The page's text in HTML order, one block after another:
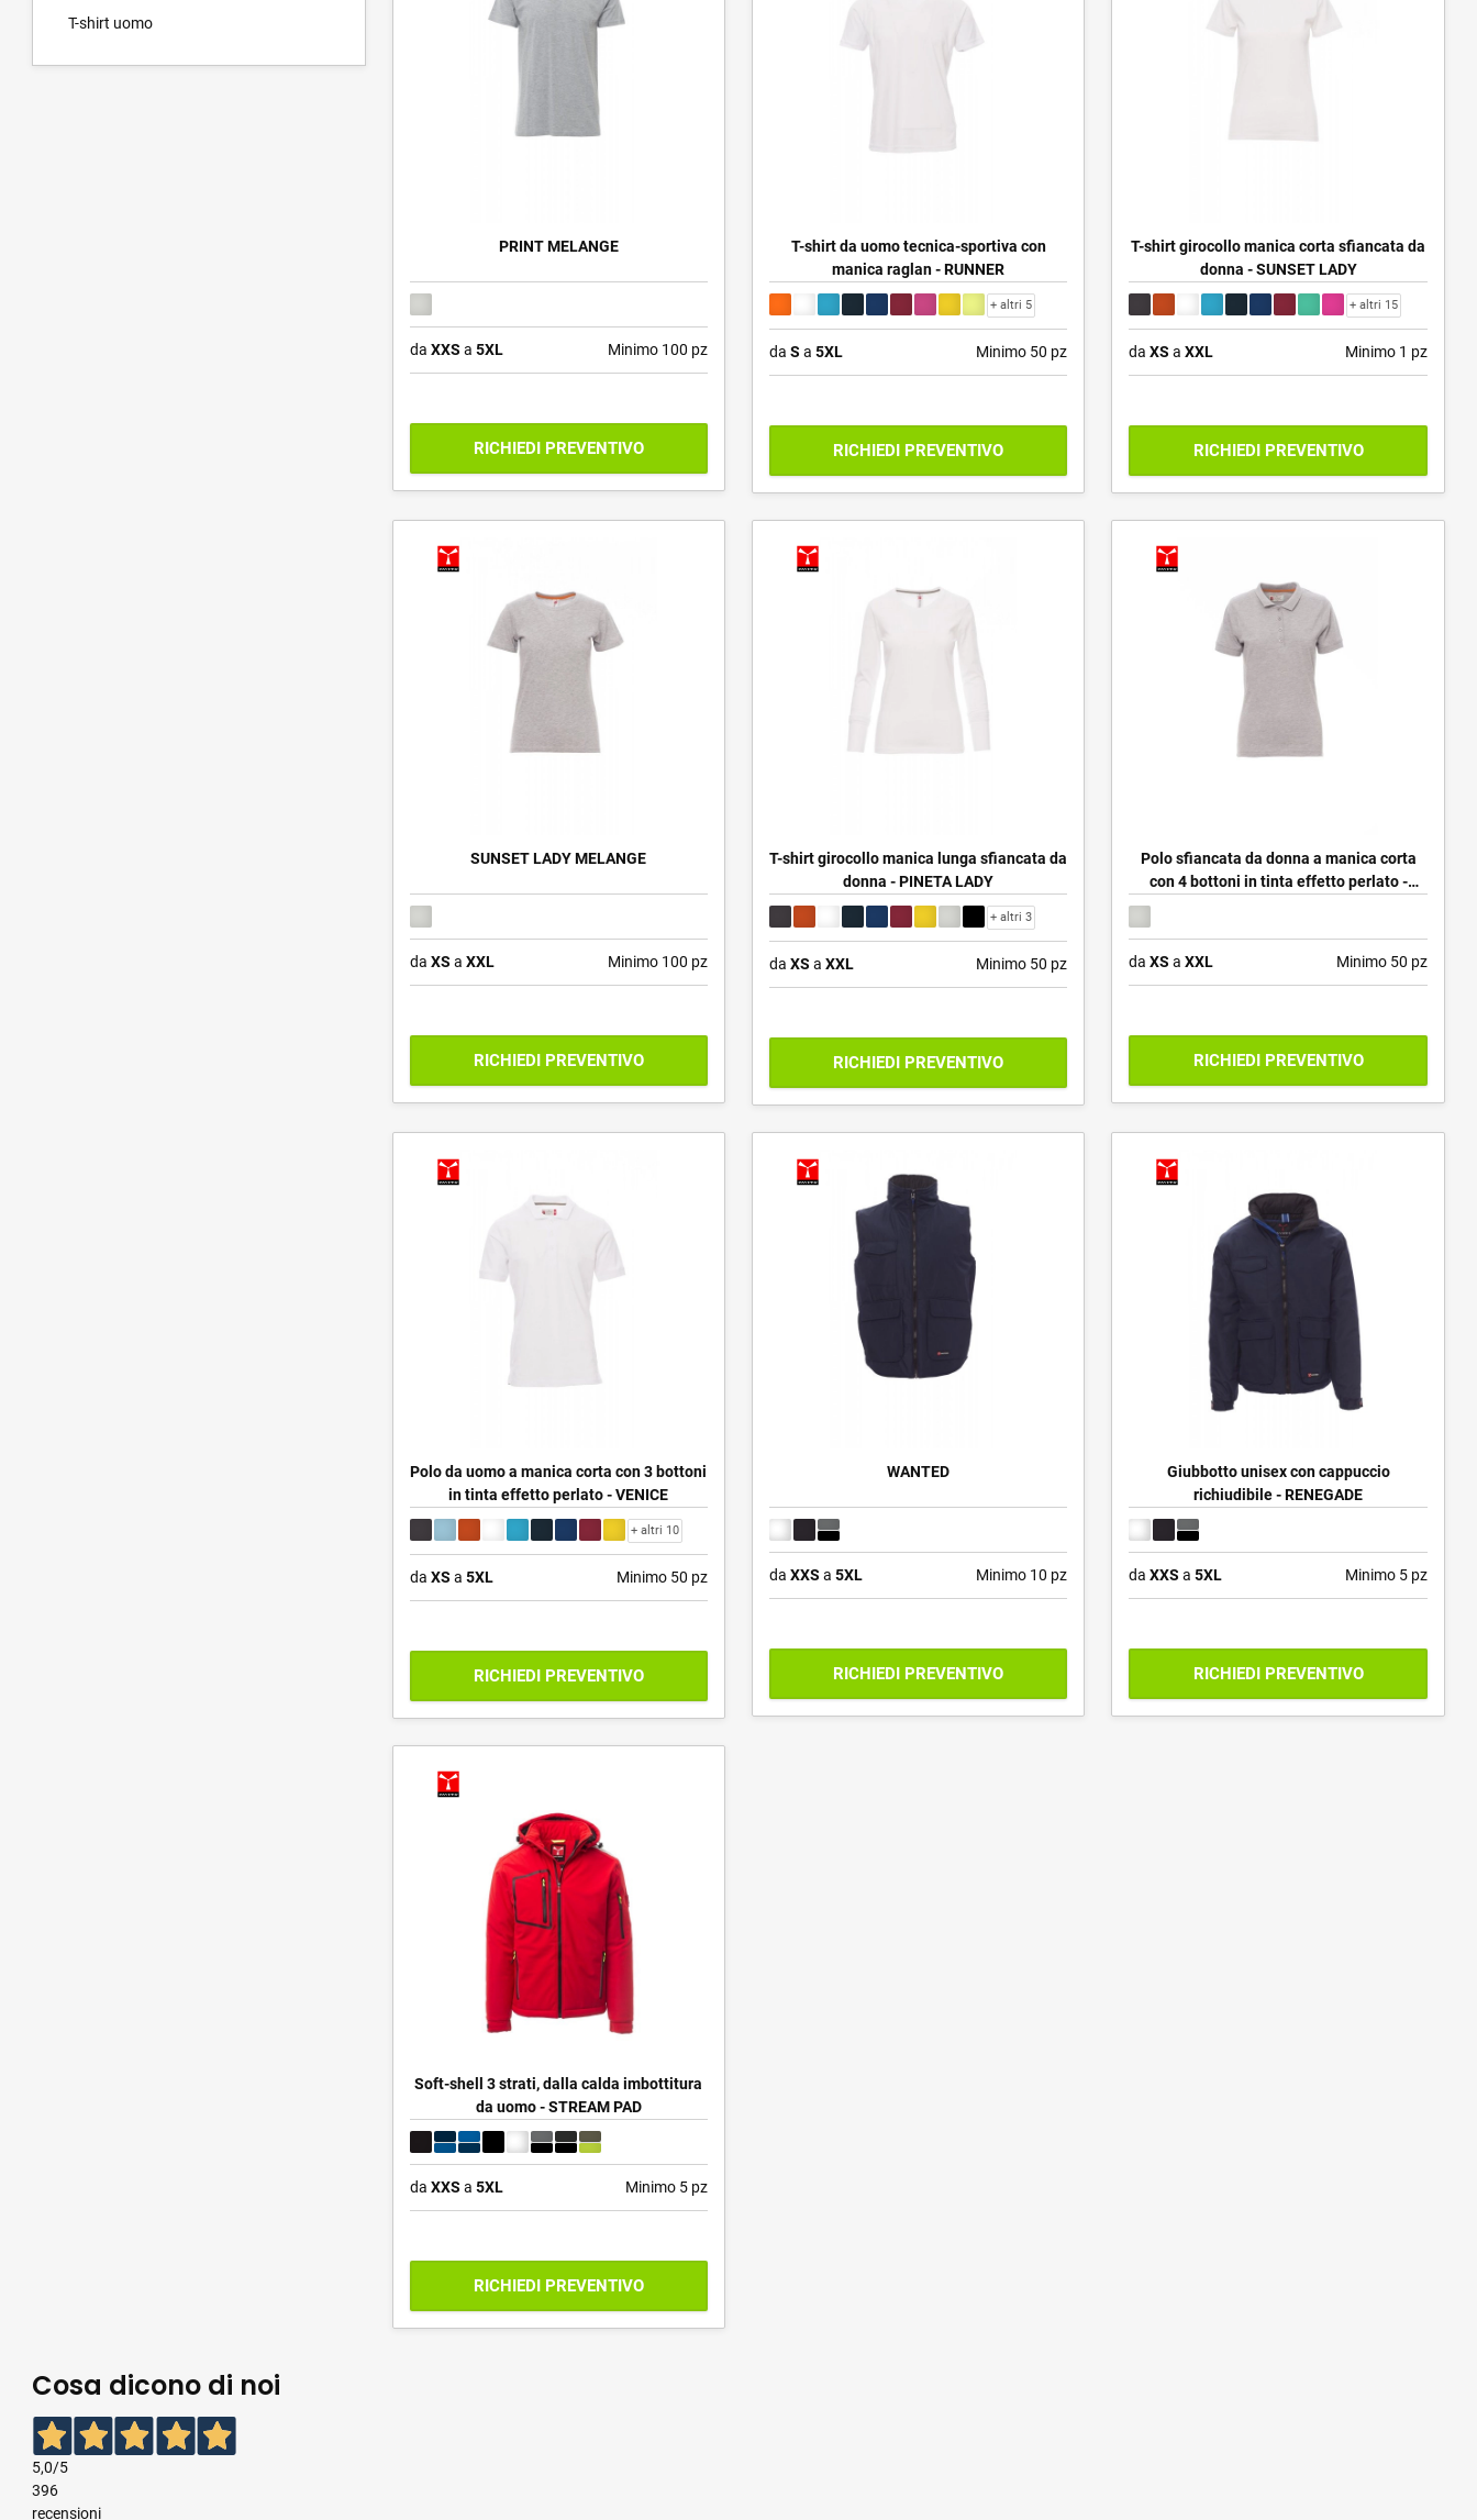
T-shirt uomo
PRINT MELANGE
da XXS a 5XL Minimo 100 pz
RICHIEDI PREVENTIVO
T-shirt da uomo tecnica-sportiva con
manica raglan - RUNNER
+ altri 5
da S a 5XL Minimo 50 pz
RICHIEDI PREVENTIVO
T-shirt girocollo manica corta sfiancata da
donna - SUNSET LADY
+ altri 15
daXS aXXL Minimo 1 pz
RICHIEDI PREVENTIVO
SUNSET LADY MELANGE
da XS a XXL Minimo 100 pz
RICHIEDI PREVENTIVO
T-shirt girocollo manica lunga sfiancata da
donna - PINETA LADY
+ altri 3
da XS a XXL Minimo 50 pz
RICHIEDI PREVENTIVO
Polo sfiancata da donna a manica corta
con 4 bottoni in tinta effetto perlato -
daXS aXXL Minimo 50 pz
RICHIEDI PREVENTIVO
Polo da uomo a manica corta con 3 bottoni
in tinta effetto perlato - VENICE
+ altri 10
da XS a 5XL Minimo 50 pz
RICHIEDI PREVENTIVO
WANTED
da XXS a 5XL Minimo 10 pz
RICHIEDI PREVENTIVO
Giubbotto unisex con cappuccio
richiudibile - RENEGADE
daXXS a5XL Minimo 5 pz
RICHIEDI PREVENTIVO
Soft-shell 3 strati, dalla calda imbottitura
da uomo - STREAM PAD
da XXS a 5XL Minimo 5 pz
RICHIEDI PREVENTIVO
Cosa dicono di noi
5,0/5
396
recensioni